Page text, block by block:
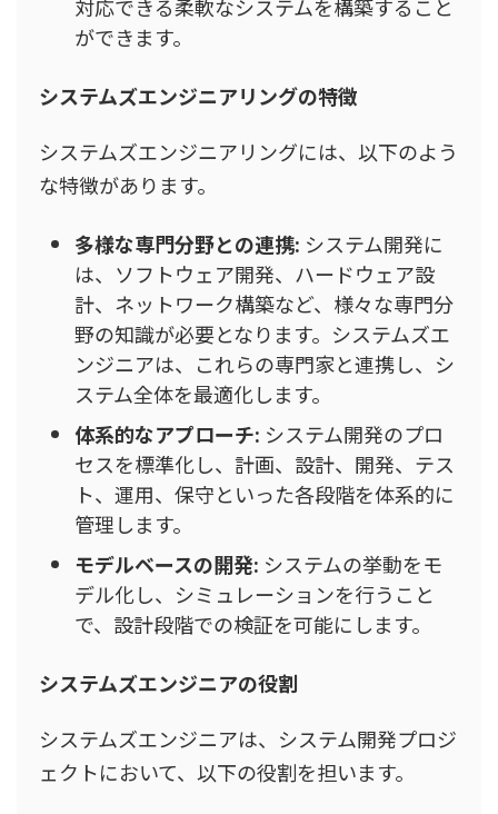
対応できる柔軟なシステムを構築すること
ができます。
システムズエンジニアリングの特徴
システムズエンジニアリングには、以下のよう
な特徴があります。
多様な専門分野との連携: システム開発に
は、ソフトウェア開発、ハードウェア設
計、ネットワーク構築など、様々な専門分
野の知識が必要となります。システムズエ
ンジニアは、これらの専門家と連携し、シ
ステム全体を最適化します。
体系的なアプローチ: システム開発のプロ
セスを標準化し、計画、設計、開発、テス
ト、運用、保守といった各段階を体系的に
管理します。
モデルベースの開発: システムの挙動をモ
デル化し、シミュレーションを行うこと
で、設計段階での検証を可能にします。
システムズエンジニアの役割
システムズエンジニアは、システム開発プロジ
ェクトにおいて、以下の役割を担います。